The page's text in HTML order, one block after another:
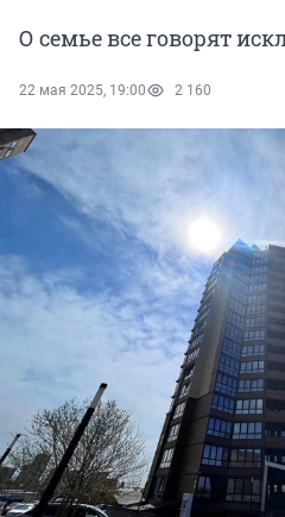
О семье все говорят
22 мая 2025, 19:00 2 160